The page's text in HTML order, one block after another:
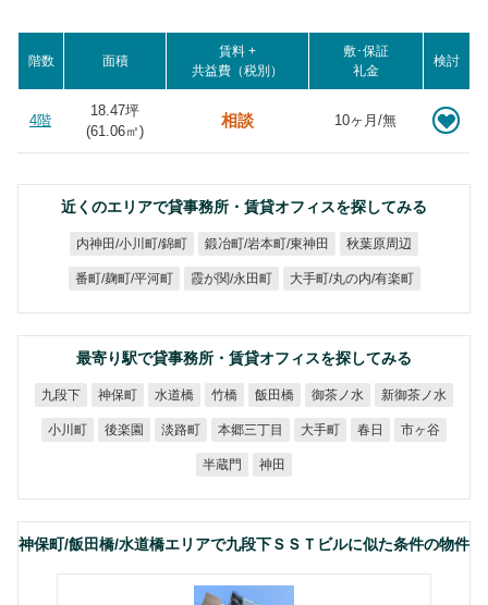
階数 面積
賃料 +
共益費（税別）
敷･保証
礼金
検討
4階
18.47坪
(61.06㎡)
相談 10ヶ月/無
近くのエリアで貸事務所・賃貸オフィスを探してみる
内神田/小川町/錦町 鍛冶町/岩本町/東神田 秋葉原周辺
番町/麹町/平河町 霞が関/永田町 大手町/丸の内/有楽町
最寄り駅で貸事務所・賃貸オフィスを探してみる
九段下 神保町 水道橋 竹橋 飯田橋 御茶ノ水 新御茶ノ水
小川町 後楽園 淡路町 本郷三丁目 大手町 春日 市ヶ谷
半蔵門 神田
神保町/飯田橋/水道橋エリアで九段下ＳＳＴビルに似た条件の物件